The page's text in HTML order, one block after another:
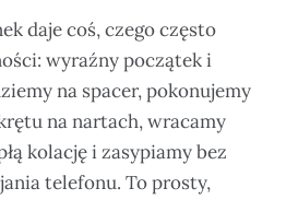
daje coś, czego często
wyraźny początek i
na spacer, pokonujemy
na nartach, wracamy
kolację i zasypiamy bez
telefonu. To prosty,